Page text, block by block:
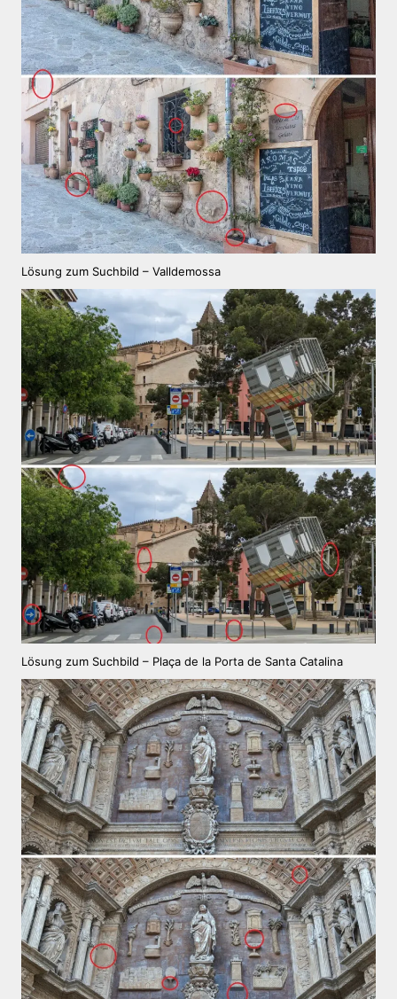
Lösung zum Suchbild – Valldemossa
Lösung zum Suchbild – Plaça de la Porta de Santa Catalina